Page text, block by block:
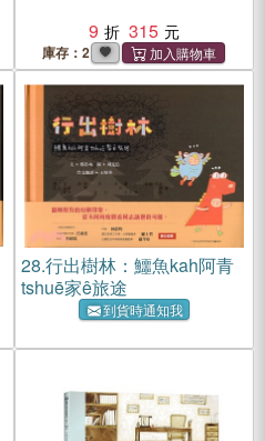
9
315
庫存：2
28.行出樹林：鱷魚kah阿青
tshuē家ê旅途
到貨時通知我